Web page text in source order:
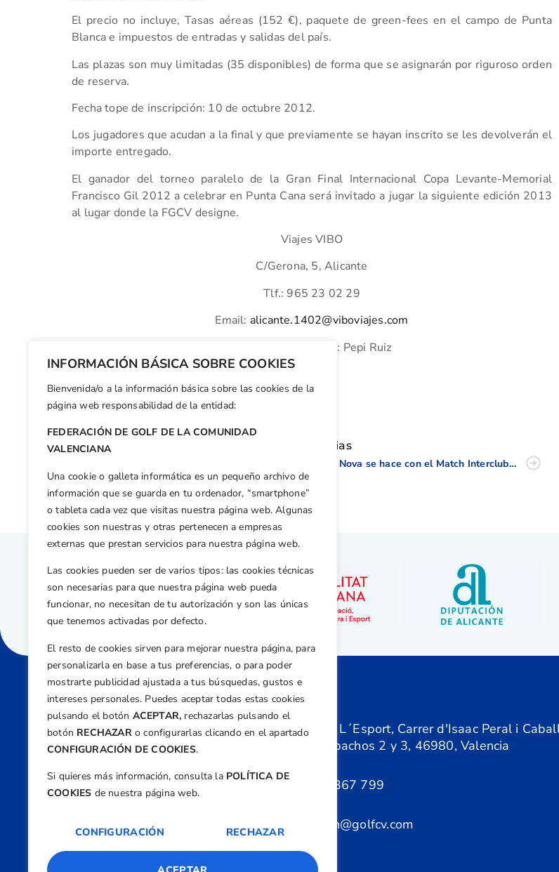
INFORMACIÓN BÁSICA SOBRE COOKIES
Bienvenida/o a la información básica sobre las cookies de la
página web responsabilidad de la entidad:
FEDERACIÓN DE GOLF DE LA COMUNIDAD
VALENCIANA
Una cookie o galleta informática es un pequeño archivo de
información que se guarda en tu ordenador, “smartphone”
o tableta cada vez que visitas nuestra página web. Algunas
cookies son nuestras y otras pertenecen a empresas
externas que prestan servicios para nuestra página web.
Las cookies pueden ser de varios tipos: las cookies técnicas
son necesarias para que nuestra página web pueda
funcionar, no necesitan de tu autorización y son las únicas
que tenemos activadas por defecto.
El resto de cookies sirven para mejorar nuestra página, para
personalizarla en base a tus preferencias, o para poder
mostrarte publicidad ajustada a tus búsquedas, gustos e
intereses personales. Puedes aceptar todas estas cookies
pulsando el botón ACEPTAR, rechazarlas pulsando el
botón RECHAZARo configurarlas clicando en el apartado
CONFIGURACIÓN DE COOKIES.
Si quieres más información, consulta la POLÍTICA DE
COOKIES de nuestra página web.
CONFIGURACIÓN RECHAZAR
El precio no incluye, Tasas aéreas (152 €), paquete de green-fees en el campo de Punta
Blanca e impuestos de entradas y salidas del país.
Las plazas son muy limitadas (35 disponibles) de forma que se asignarán por riguroso orden
de reserva.
Fecha tope de inscripción: 10 de octubre 2012.
Los jugadores que acudan a la final y que previamente se hayan inscrito se les devolverán el
importe entregado.
El ganador del torneo paralelo de la Gran Final Internacional Copa Levante-Memorial
Francisco Gil 2012 a celebrar en Punta Cana será invitado a jugar la siguiente edición 2013
al lugar donde la FGCV designe.
Viajes VIBO
C/Gerona, 5, Alicante
Tlf.: 965 23 02 29
Email: alicante.1402@viboviajes.com
Persona de contacto: Pepi Ruiz
Facebook
X WhatsApp
LinkedIn
Email
Otras noticias
Oliva Nova se hace con el Match Interclubes Femenino de la CV
Dirección
Centre de L´Esport, Carrer d'Isaac Peral i
Nº 5, Despachos 2 y 3, 46980, Valencia
+34 961 367 799
federacion@golfcv.com